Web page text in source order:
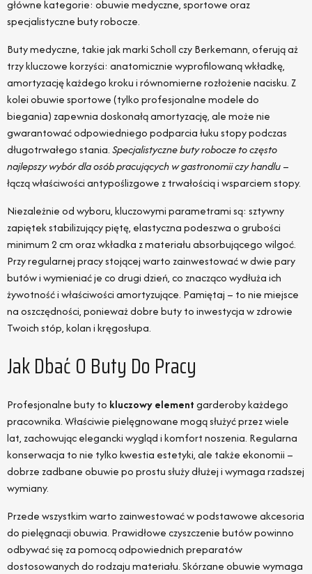
główne kategorie: obuwie medyczne, sportowe oraz
specjalistyczne buty robocze.
Buty medyczne, takie jak marki Scholl czy Berkemann, oferują aż
trzy kluczowe korzyści: anatomicznie wyprofilowaną wkładkę,
amortyzację każdego kroku i równomierne rozłożenie nacisku. Z
kolei obuwie sportowe (tylko profesjonalne modele do
biegania) zapewnia doskonałą amortyzację, ale może nie
gwarantować odpowiedniego podparcia łuku stopy podczas
długotrwałego stania.Specjalistyczne buty robocze to często
najlepszy wybór dla osób pracujących w gastronomii czy handlu–
łączą właściwości antypoślizgowe z trwałością i wsparciem stopy.
Niezależnie od wyboru, kluczowymi parametrami są: sztywny
zapiętek stabilizujący piętę, elastyczna podeszwa o grubości
minimum 2 cm oraz wkładka z materiału absorbującego wilgoć.
Przy regularnej pracy stojącej warto zainwestować w dwie pary
butów i wymieniać je co drugi dzień, co znacząco wydłuża ich
żywotność i właściwości amortyzujące. Pamiętaj – to nie miejsce
na oszczędności, ponieważ dobre buty to inwestycja w zdrowie
Twoich stóp, kolan i kręgosłupa.
Jak Dbać O Buty Do Pracy
Profesjonalne buty to kluczowy elementgarderoby każdego
pracownika. Właściwie pielęgnowane mogą służyć przez wiele
lat, zachowując elegancki wygląd i komfort noszenia. Regularna
konserwacja to nie tylko kwestia estetyki, ale także ekonomii –
dobrze zadbane obuwie po prostu służy dłużej i wymaga rzadszej
wymiany.
Przede wszystkim warto zainwestować w podstawowe akcesoria
do pielęgnacji obuwia. Prawidłowe czyszczenie butów powinno
odbywać się za pomocą odpowiednich preparatów
dostosowanych do rodzaju materiału. Skórzane obuwie wymaga